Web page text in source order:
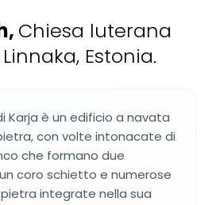
, Chiesa luterana
Estonia.
Karja è un edificio a navata
con volte intonacate di
che formano due
coro schietto e numerose
integrate nella sua